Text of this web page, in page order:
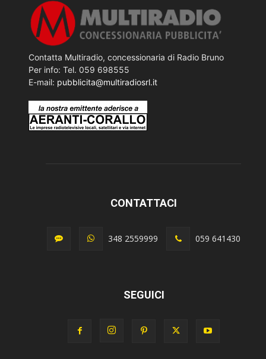
Contatta Multiradio, concessionaria di Radio Bruno
Per info: Tel. 059 698555
E-mail: pubblicita@multiradiosrl.it
CONTATTACI
348 2559999 059 641430
SEGUICI